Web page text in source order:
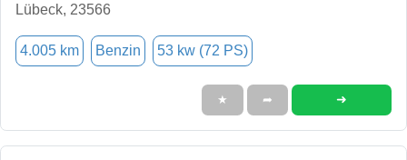
Lübeck, 23566
4.005 km Benzin 53 kw (72 PS)
★ ➦ ➜